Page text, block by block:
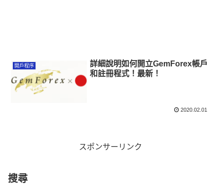
開戶程序
詳細說明如何開立GemForex帳戶
和註冊程式！最新！
2020.02.01
スポンサーリンク
搜尋